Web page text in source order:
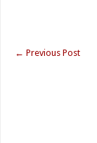
← Previous Post